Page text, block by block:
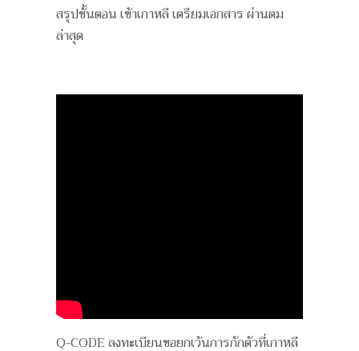
สรุปขั้นตอน เข้าเกาหลี เตรียมเอกสาร ผ่านตม
ล่าสุด
Q-CODE ลงทะเบียนขอยกเว้นการกักตัวที่เกาหลี